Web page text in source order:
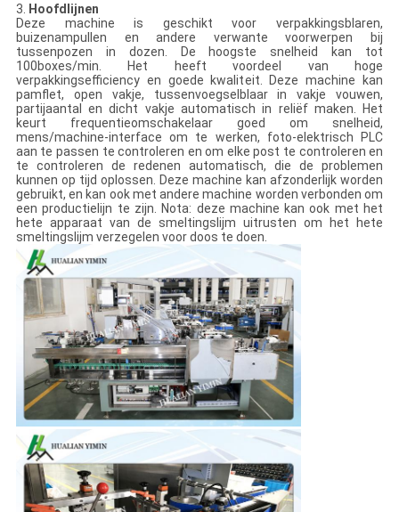
3.
Hoofdlijnen
Deze machine is geschikt voor verpakkingsblaren,
buizenampullen en andere verwante voorwerpen bij
tussenpozen in dozen. De hoogste snelheid kan tot
100boxes/min. Het heeft voordeel van hoge
verpakkingsefficiency en goede kwaliteit. Deze machine kan
pamflet, open vakje, tussenvoegselblaar in vakje vouwen,
partijaantal en dicht vakje automatisch in reliëf maken. Het
keurt frequentieomschakelaar goed om snelheid,
mens/machine-interface om te werken, foto-elektrisch PLC
aan te passen te controleren en om elke post te controleren en
te controleren de redenen automatisch, die de problemen
kunnen op tijd oplossen. Deze machine kan afzonderlijk worden
gebruikt, en kan ook met andere machine worden verbonden om
een productielijn te zijn. Nota: deze machine kan ook met het
hete apparaat van de smeltingslijm uitrusten om het hete
smeltingslijm verzegelen voor doos te doen.